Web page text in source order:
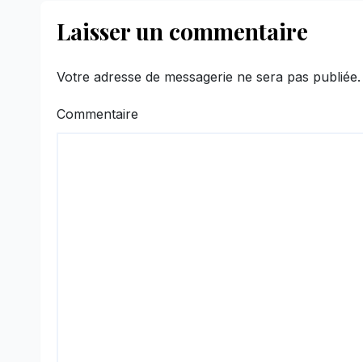
Laisser un commentaire
Votre adresse de messagerie ne sera pas publiée.
Commentaire